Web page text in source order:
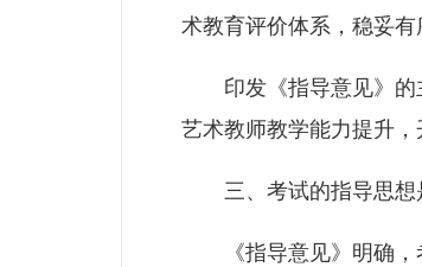
术教育评价体系，稳妥有
印发《指导意见》的主
艺术教师教学能力提升，
三、考试的指导思想
《指导意见》明确，考